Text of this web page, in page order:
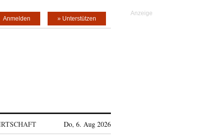
» Unterstützen
Anmelden
Do, 6. Aug 2026